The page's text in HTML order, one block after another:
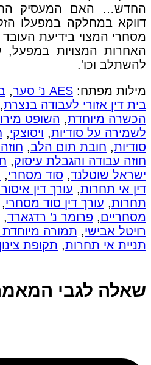
החדש… האם המעסיק
דווקא במחלקה במפעלו
מסחרי המצוי בידיעת
האחרות המצויות במפעל,
להשתלב וכו'.
מילות מפתח: AES נ’ סער ,
בית דין אזורי לעבודה בנצרת,
הכשרה מיוחדת, השופט
לשמירה על סודיות, ויסוצקי,
סודיות, חובת תום הלב,
חוזה עבודה והגבלת עיסוק,
ישראל שוטלנד, סוד מסחרי,
דין אי תחרות, עורך דין
תחרות, עורך דין סוד מסחרי,
מסחריים, פרומר נ’ רדגארד,
רויטל אבישי, תמורה
תניית אי תחרות, תקופת צינון
שאלה לגבי